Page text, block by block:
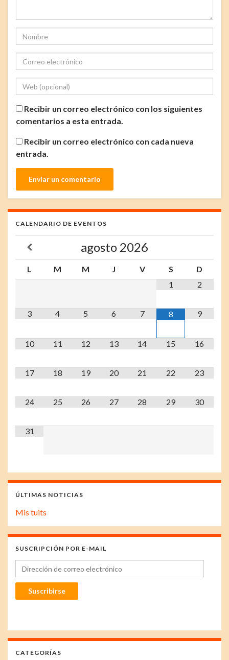
Recibir un correo electrónico con los siguientes
comentarios a esta entrada.
Recibir un correo electrónico con cada nueva
entrada.
CALENDARIO DE EVENTOS
agosto 2026
L M M J V S
D
1
2
3 4 5 6 7 8 9
10 11 12 13 14 15 16
17 18 19 20 21 22 23
24 25 26 27 28 29 30
31
ÚLTIMAS NOTICIAS
Mis tuits
SUSCRIPCIÓN POR E-MAIL
Dirección de correo electrónico
Suscribirse
CATEGORÍAS